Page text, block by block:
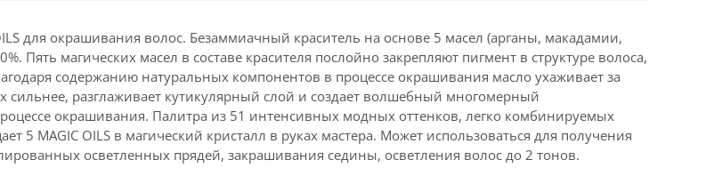
для окрашивания волос. Безаммиачный краситель на основе 5 масел (арганы, макадамии,
Пять магических масел в составе красителя послойно закрепляют пигмент в структуре волоса,
содержанию натуральных компонентов в процессе окрашивания масло ухаживает за
сильнее, разглаживает кутикулярный слой и создает волшебный многомерный
окрашивания. Палитра из 51 интенсивных модных оттенков, легко комбинируемых
MAGIC OILS в магический кристалл в руках мастера. Может использоваться для получения
осветленных прядей, закрашивания седины, осветления волос до 2 тонов.